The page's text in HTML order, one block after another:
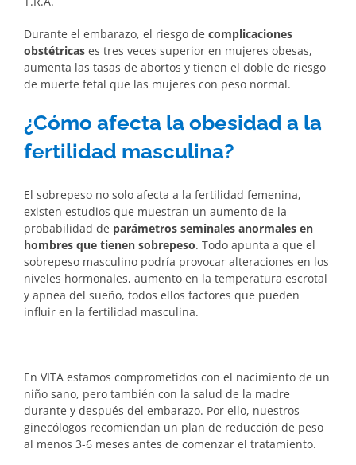
Durante el embarazo, el riesgo de complicaciones
obstétricas es tres veces superior en mujeres obesas,
aumenta las tasas de abortos y tienen el doble de riesgo
de muerte fetal que las mujeres con peso normal.
¿Cómo afecta la obesidad a la
fertilidad masculina?
El sobrepeso no solo afecta a la fertilidad femenina,
existen estudios que muestran un aumento de la
probabilidad de parámetros seminales anormales en
hombres que tienen sobrepeso. Todo apunta a que el
sobrepeso masculino podría provocar alteraciones en los
niveles hormonales, aumento en la temperatura escrotal
y apnea del sueño, todos ellos factores que pueden
influir en la fertilidad masculina.
En VITA estamos comprometidos con el nacimiento de un
niño sano, pero también con la salud de la madre
durante y después del embarazo. Por ello, nuestros
ginecólogos recomiendan un plan de reducción de peso
al menos 3-6 meses antes de comenzar el tratamiento.